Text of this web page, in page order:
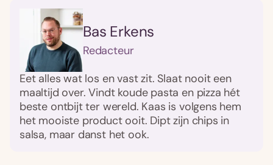
Bas Erkens
Redacteur
Eet alles wat los en vast zit. Slaat nooit een
maaltijd over. Vindt koude pasta en pizza hét
beste ontbijt ter wereld. Kaas is volgens hem
het mooiste product ooit. Dipt zijn chips in
salsa, maar danst het ook.